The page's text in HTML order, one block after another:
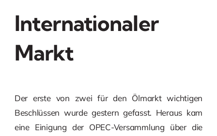
Internationaler
Markt
Der erste von zwei für den Ölmarkt wichtigen
Beschlüssen wurde gestern gefasst. Heraus kam
eine Einigung der OPEC-Versammlung über die